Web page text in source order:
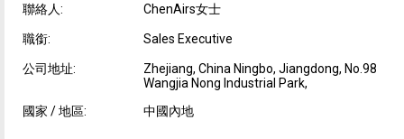
聯絡人: ChenAirs女士
職銜: Sales Executive
公司地址:
Zhejiang, China Ningbo, Jiangdong, No.98
Wangjia Nong Industrial Park,
國家 / 地區:
中國內地